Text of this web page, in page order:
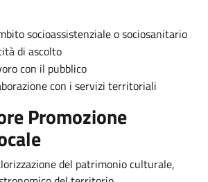
socioassistenziale o sociosanitario
di ascolto
con il pubblico
con i servizi territoriali
Promozione
del patrimonio culturale,